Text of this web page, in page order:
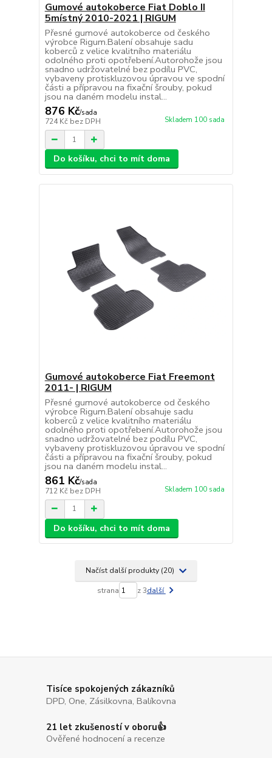
Gumové autokoberce Fiat Doblo II
5místný 2010-2021 | RIGUM
Přesné gumové autokoberce od českého
výrobce Rigum.Balení obsahuje sadu
koberců z velice kvalitního materiálu
odolného proti opotřebení.Autorohože jsou
snadno udržovatelné bez podílu PVC,
vybaveny protiskluzovou úpravou ve spodní
části a přípravou na fixační šrouby, pokud
jsou na daném modelu instal...
876 Kč/sada
724 Kč bez DPH Skladem 100 sada
Do košíku, chci to mít doma
Gumové autokoberce Fiat Freemont
2011- | RIGUM
Přesné gumové autokoberce od českého
výrobce Rigum.Balení obsahuje sadu
koberců z velice kvalitního materiálu
odolného proti opotřebení.Autorohože jsou
snadno udržovatelné bez podílu PVC,
vybaveny protiskluzovou úpravou ve spodní
části a přípravou na fixační šrouby, pokud
jsou na daném modelu instal...
861 Kč/sada
712 Kč bez DPH Skladem 100 sada
Do košíku, chci to mít doma
Načíst další produkty (20)
strana z 3další
Tisíce spokojených zákazníků
DPD, One, Zásilkovna, Balíkovna
21 let zkušeností v oboru👍
Ověřené hodnocení a recenze